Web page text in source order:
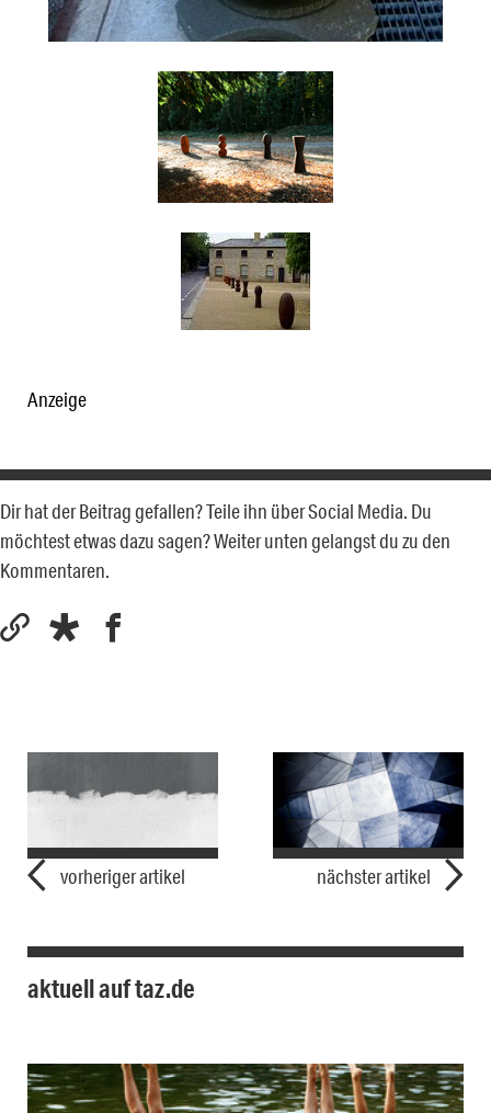
Anzeige
Dir hat der Beitrag gefallen? Teile ihn über Social Media. Du
möchtest etwas dazu sagen? Weiter unten gelangst du zu den
Kommentaren.
vorheriger artikel nächster artikel
aktuell auf taz.de